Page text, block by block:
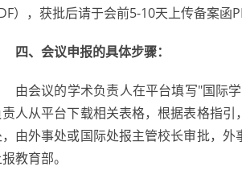
），获批后请于会前5-10天上传备案函
四、会议申报的具体步骤：
由会议的学术负责人在平台填写"国际
责人从平台下载相关表格，根据表格指
，由外事处或国际处报主管校长审批，外
教育部。